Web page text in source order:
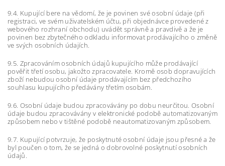
9.4. Kupující bere na vědomí, že je povinen své osobní údaje (při
registraci, ve svém uživatelském účtu, při objednávce provedené z
webového rozhraní obchodu) uvádět správně a pravdivě a že je
povinen bez zbytečného odkladu informovat prodávajícího o změně
ve svých osobních údajích.
9.5. Zpracováním osobních údajů kupujícího může prodávající
pověřit třetí osobu, jakožto zpracovatele. Kromě osob dopravujících
zboží nebudou osobní údaje prodávajícím bez předchozího
souhlasu kupujícího předávány třetím osobám.
9.6. Osobní údaje budou zpracovávány po dobu neurčitou. Osobní
údaje budou zpracovávány v elektronické podobě automatizovaným
způsobem nebo v tištěné podobě neautomatizovaným způsobem.
9.7. Kupující potvrzuje, že poskytnuté osobní údaje jsou přesné a že
byl poučen o tom, že se jedná o dobrovolné poskytnutí osobních
údajů.